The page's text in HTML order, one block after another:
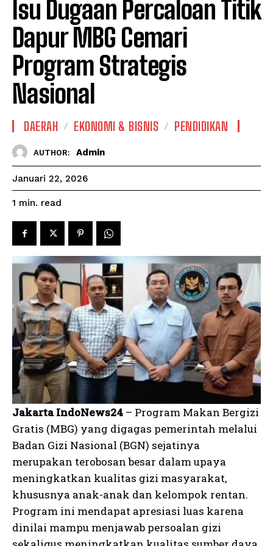
Isu Dugaan Percaloan Titik
Dapur MBG Cemari
Program Strategis
Nasional
DAERAH EKONOMI & BISNIS PENDIDIKAN
AUTHOR: Admin
Januari 22, 2026
1 min. read
Jakarta IndoNews24 – Program Makan Bergizi
Gratis (MBG) yang digagas pemerintah melalui
Badan Gizi Nasional (BGN) sejatinya
merupakan terobosan besar dalam upaya
meningkatkan kualitas gizi masyarakat,
khususnya anak-anak dan kelompok rentan.
Program ini mendapat apresiasi luas karena
dinilai mampu menjawab persoalan gizi